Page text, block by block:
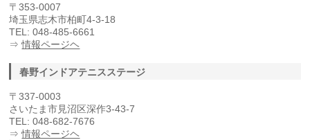
〒353-0007
埼玉県志木市柏町4-3-18
TEL: 048-485-6661
⇒情報ページヘ
春野インドアテニスステージ
〒337-0003
さいたま市見沼区深作3-43-7
TEL: 048-682-7676
⇒情報ページヘ